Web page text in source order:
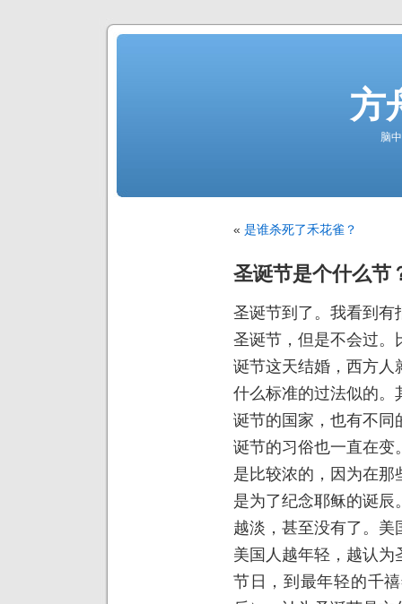
方
脑
« 是谁杀死了禾花雀？
圣诞节是个什么节
圣诞节到了。我看到有
圣诞节，但是不会过。
诞节这天结婚，西方人
什么标准的过法似的。
诞节的国家，也有不同
诞节的习俗也一直在变
是比较浓的，因为在
是为了纪念耶稣的诞
越淡，甚至没有了。
美国人越年轻，越认
节日，到最年轻的千